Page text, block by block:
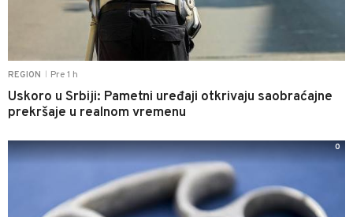
REGION Pre 1 h
Uskoro u Srbiji: Pametni uređaji otkrivaju saobraćajne
prekršaje u realnom vremenu
0